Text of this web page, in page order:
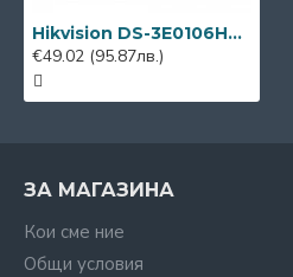
Hikvision DS-3E0106HP-E, 6-портов PoE мрежов комутатор
€49.02 (95.87лв.)
ЗА МАГАЗИНА
Кои сме ние
Общи условия